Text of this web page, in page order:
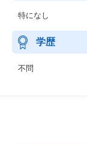
特になし
学歴
不問